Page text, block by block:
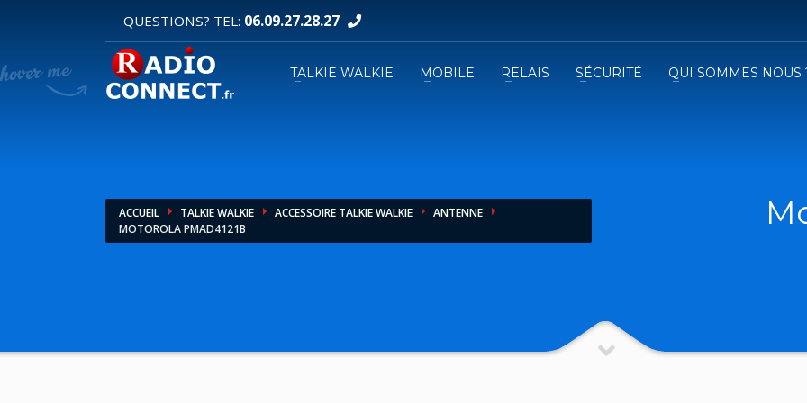
DEMANDE DE DEVIS
1 Sélectionnez vos produits.
QUESTIONS? TEL: 06.09.27.28.27
TALKIE WALKIE MOBILE RELAIS SÉCURITÉ QUI SOMMES NOUS
ACCUEIL TALKIE WALKIE ACCESSOIRE TALKIE WALKIE
ANTENNE
MOTOROLA PMAD4121B